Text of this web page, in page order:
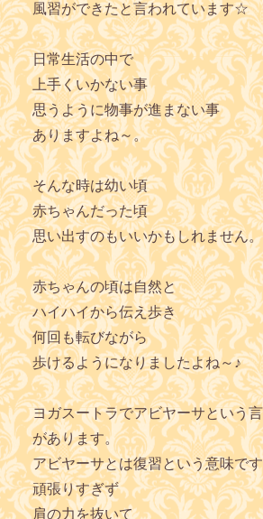
風習ができたと言われています☆
日常生活の中で
上手くいかない事
思うように物事が進まない事
ありますよね～。
そんな時は幼い頃
赤ちゃんだった頃
思い出すのもいいかもしれません。
赤ちゃんの頃は自然と
ハイハイから伝え歩き
何回も転びながら
歩けるようになりましたよね～♪
ヨガスートラでアビヤーサという
があります。
アビヤーサとは復習という意味で
頑張りすぎず
肩の力を抜いて